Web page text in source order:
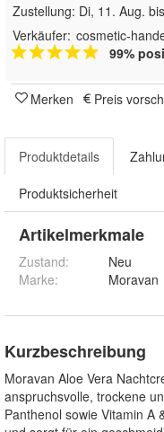
Zustellung: Di, 11. Aug.
Verkäufer: cosmetic-
99%
Merken Preis
Produktdetails
Produktsicherheit
Artikelmerkmale
Zustand:
Neu
Marke:
Moravan
Kurzbeschreibung
Moravan Aloe Vera
anspruchsvolle, trockene
Panthenol sowie Vitamin A